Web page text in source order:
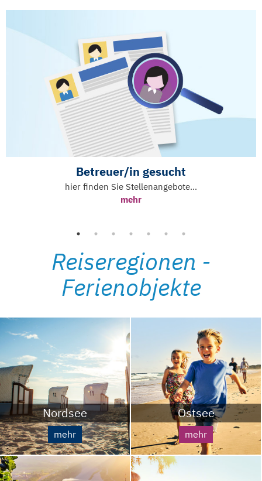
Betreuer/in gesucht
hier finden Sie Stellenangebote…
mehr
Reiseregionen -
Ferienobjekte
Nordsee
mehr
Ostsee
mehr